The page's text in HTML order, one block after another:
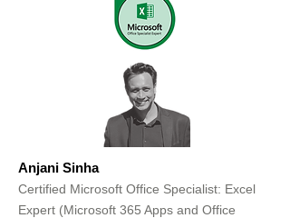
Anjani Sinha
Certified Microsoft Office Specialist: Excel
Expert (Microsoft 365 Apps and Office